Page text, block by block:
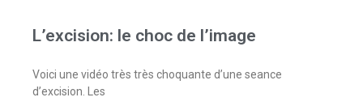
L’excision: le choc de l’image
Voici une vidéo très très choquante d’une seance
d’excision. Les